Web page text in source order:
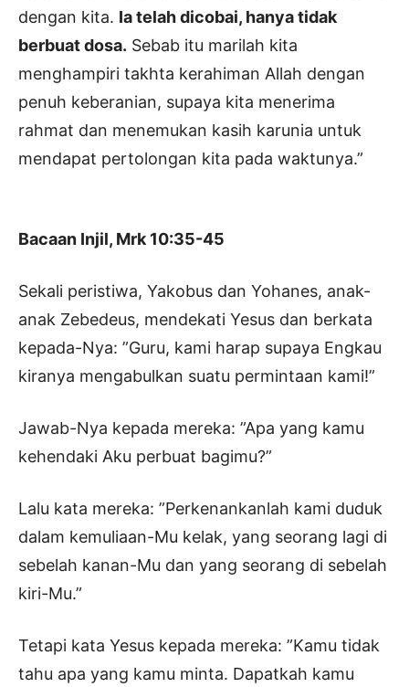
dengan kita. Ia telah dicobai, hanya tidak
berbuat dosa. Sebab itu marilah kita
menghampiri takhta kerahiman Allah dengan
penuh keberanian, supaya kita menerima
rahmat dan menemukan kasih karunia untuk
mendapat pertolongan kita pada waktunya.”
Bacaan Injil, Mrk 10:35-45
Sekali peristiwa, Yakobus dan Yohanes, anak-
anak Zebedeus, mendekati Yesus dan berkata
kepada-Nya: ”Guru, kami harap supaya Engkau
kiranya mengabulkan suatu permintaan kami!”
Jawab-Nya kepada mereka: ”Apa yang kamu
kehendaki Aku perbuat bagimu?”
Lalu kata mereka: ”Perkenankanlah kami duduk
dalam kemuliaan-Mu kelak, yang seorang lagi di
sebelah kanan-Mu dan yang seorang di sebelah
kiri-Mu.”
Tetapi kata Yesus kepada mereka: ”Kamu tidak
tahu apa yang kamu minta. Dapatkah kamu